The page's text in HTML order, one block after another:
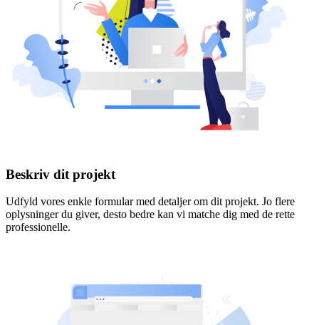
Beskriv dit projekt
Udfyld vores enkle formular med detaljer om dit projekt. Jo flere
oplysninger du giver, desto bedre kan vi matche dig med de rette
professionelle.